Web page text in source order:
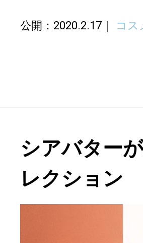
公開：2020.2.17 コス
シアバター
レクション